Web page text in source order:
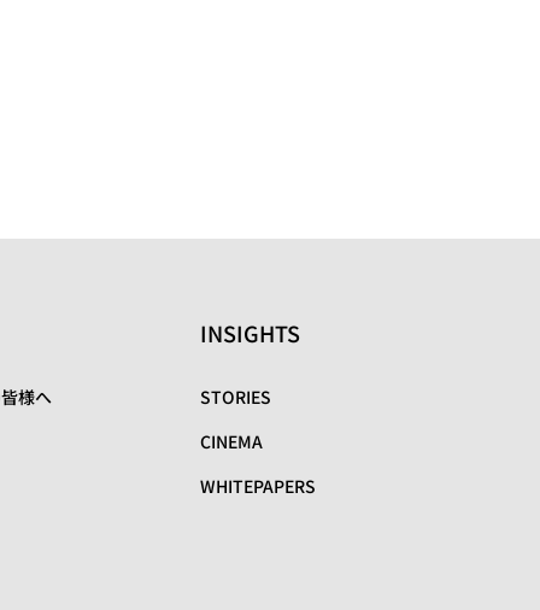
様へ
INSIGHTS
STORIES
CINEMA
WHITEPAPERS